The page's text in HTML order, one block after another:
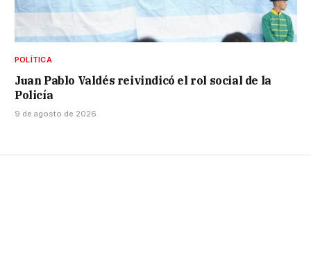
POLÍTICA
Juan Pablo Valdés reivindicó el rol social de la
Policía
9 de agosto de 2026